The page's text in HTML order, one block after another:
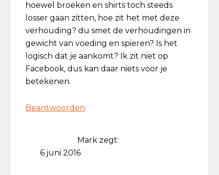
hoewel broeken en shirts toch steeds
losser gaan zitten, hoe zit het met deze
verhouding? du smet de verhoudingen in
gewicht van voeding en spieren? Is het
logisch dat je aankomt? Ik zit niet op
Facebook, dus kan daar niets voor je
betekenen.
Beantwoorden
Mark zegt:
6 juni 2016